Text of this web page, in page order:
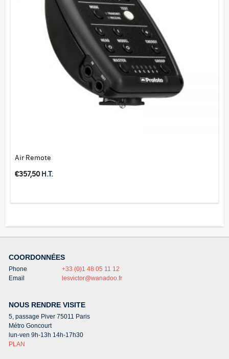
Air Remote
€357,50 H.T.
COORDONNÉES
Phone
+33 (0)1 48 05 11 12
Email
lesvictor@wanadoo.fr
NOUS RENDRE VISITE
5, passage Piver 75011 Paris
Métro Goncourt
lun-ven 9h-13h 14h-17h30
PLAN